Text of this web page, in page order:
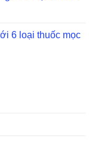
6 loại thuốc mọc